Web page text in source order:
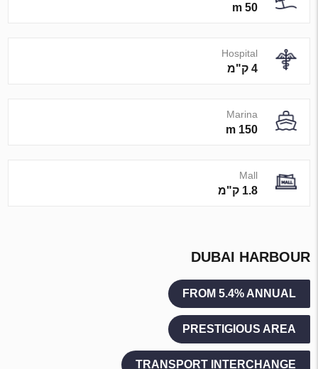
50 m
Hospital
4 ק"מ
Marina
150 m
Mall
1.8 ק"מ
DUBAI HARBOUR
FROM 5.4% ANNUAL
PRESTIGIOUS AREA
TRANSPORT INTERCHANGE